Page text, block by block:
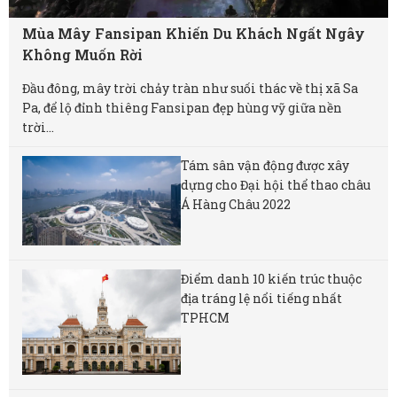
Mùa Mây Fansipan Khiến Du Khách Ngất Ngây
Không Muốn Rời
Đầu đông, mây trời chảy tràn như suối thác về thị xã Sa
Pa, để lộ đỉnh thiêng Fansipan đẹp hùng vỹ giữa nền
trời...
Tám sân vận động được xây
dựng cho Đại hội thể thao châu
Á Hàng Châu 2022
Điểm danh 10 kiến trúc thuộc
địa tráng lệ nổi tiếng nhất
TPHCM